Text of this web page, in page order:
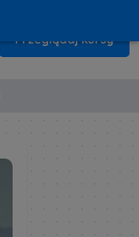
Przeglądaj kursy